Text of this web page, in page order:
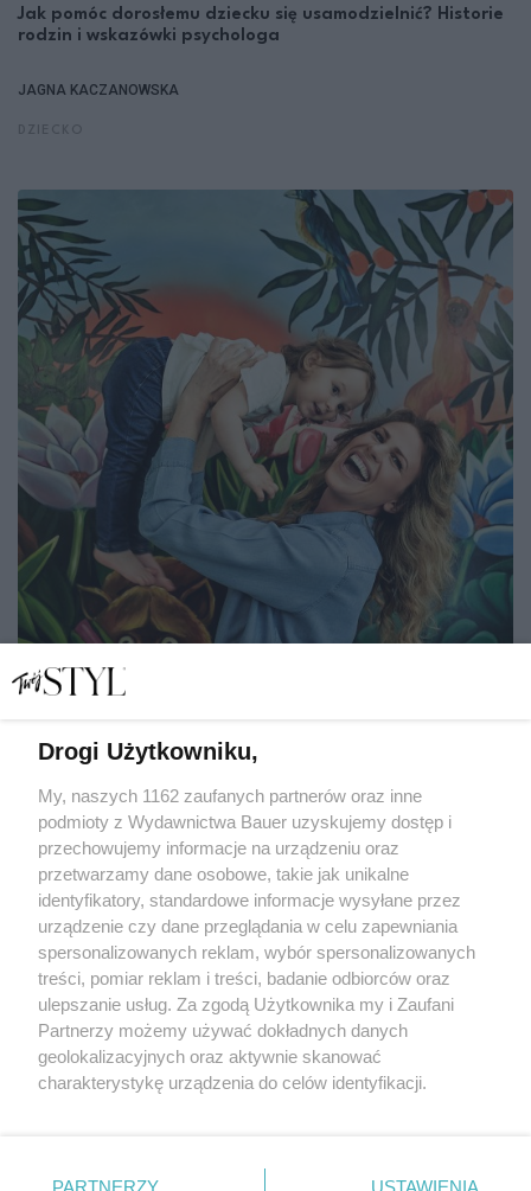
Jak pomóc dorosłemu dziecku się usamodzielnić? Historie
rodzin i wskazówki psychologa
JAGNA KACZANOWSKA
Jak mądrze bawić się z dzieckiem? 17 inspirujących
podpowiedzi Rozwojowej Mamy, Marielle Tourel
DZIECKO
POLITYKA PRYWATNOŚCI
Drogi Użytkowniku,
My, naszych 1162 zaufanych partnerów oraz inne
podmioty z Wydawnictwa Bauer uzyskujemy dostęp i
przechowujemy informacje na urządzeniu oraz
przetwarzamy dane osobowe, takie jak unikalne
identyfikatory, standardowe informacje wysyłane przez
urządzenie czy dane przeglądania w celu zapewniania
spersonalizowanych reklam, wybór spersonalizowanych
treści, pomiar reklam i treści, badanie odbiorców oraz
ulepszanie usług. Za zgodą Użytkownika my i Zaufani
Partnerzy możemy używać dokładnych danych
geolokalizacyjnych oraz aktywnie skanować
charakterystykę urządzenia do celów identyfikacji.
zmienić/wycofać klikając przycisk ustawień prywatności
PARTNERZY USTAWIENIA